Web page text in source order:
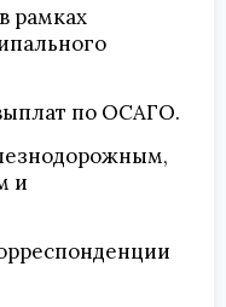
рамках
по ОСАГО.
и